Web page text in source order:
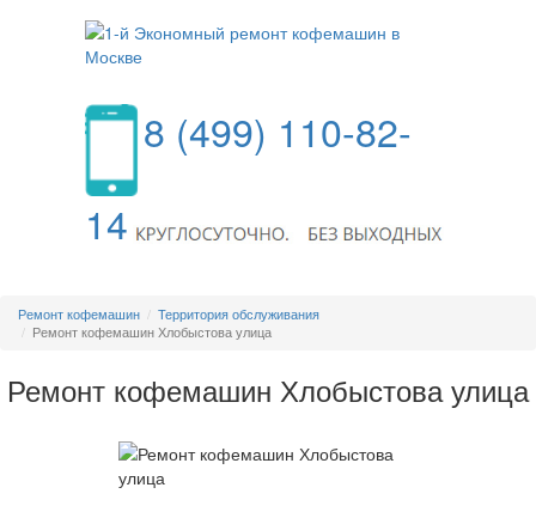
8 (499) 110-82-
14
Ремонт кофемашин
Территория обслуживания
Ремонт кофемашин Хлобыстова улица
Ремонт кофемашин Хлобыстова улица